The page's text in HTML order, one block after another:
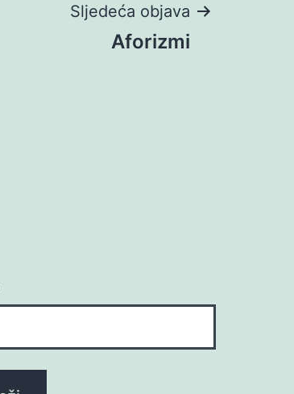
Sljedeća objava
Aforizmi